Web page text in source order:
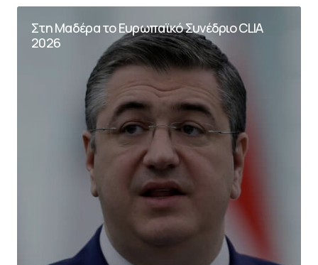
Στη Μαδέρα το Ευρωπαϊκό Συνέδριο CLIA
2026